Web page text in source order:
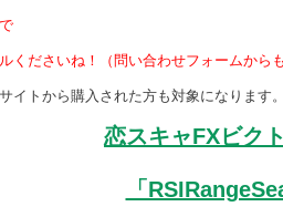
くださいね！（問い合わせフォームから
イトから購入された方も対象になります
恋スキャFXビク
「